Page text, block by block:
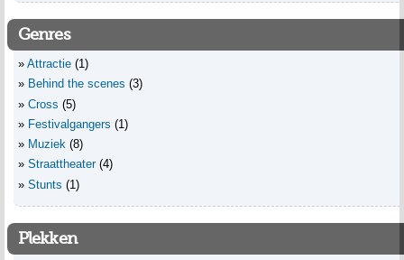
Genres
Attractie (1)
Behind the scenes (3)
Cross (5)
Festivalgangers (1)
Muziek (8)
Straattheater (4)
Stunts (1)
Plekken